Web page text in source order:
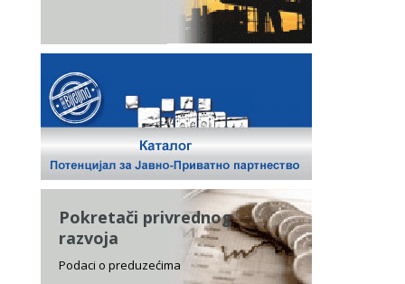
Pokretači privrednog
razvoja
Podaci o preduzećima